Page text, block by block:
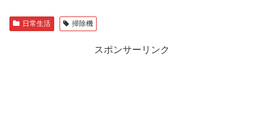
日常生活 掃除機
スポンサーリンク